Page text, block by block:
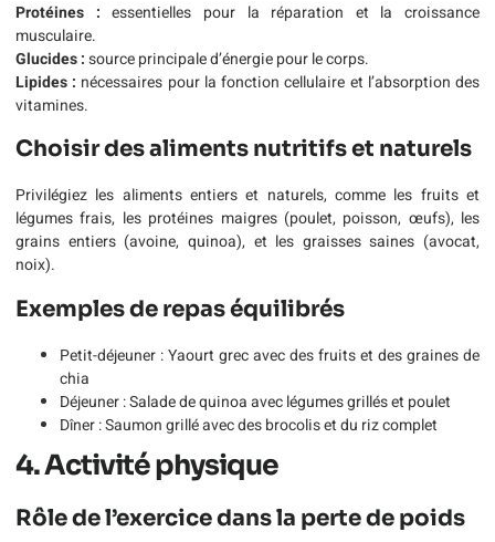
Protéines : essentielles pour la réparation et la croissance
musculaire.
Glucides :source principale d’énergie pour le corps.
Lipides : nécessaires pour la fonction cellulaire et l’absorption des
vitamines.
Choisir des aliments nutritifs et naturels
Privilégiez les aliments entiers et naturels, comme les fruits et
légumes frais, les protéines maigres (poulet, poisson, œufs), les
grains entiers (avoine, quinoa), et les graisses saines (avocat,
noix).
Exemples de repas équilibrés
Petit-déjeuner : Yaourt grec avec des fruits et des graines de
chia
Déjeuner : Salade de quinoa avec légumes grillés et poulet
Dîner : Saumon grillé avec des brocolis et du riz complet
4. Activité physique
Rôle de l’exercice dans la perte de poids